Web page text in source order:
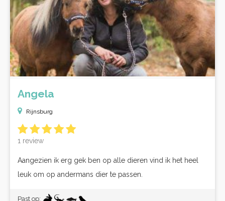
Angela
Rijnsburg
1 review
Aangezien ik erg gek ben op alle dieren vind ik het heel
leuk om op andermans dier te passen.
Past op: